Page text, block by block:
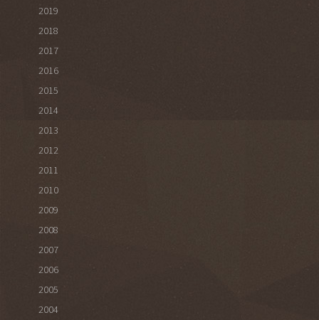
2019
2018
2017
2016
2015
2014
2013
2012
2011
2010
2009
2008
2007
2006
2005
2004